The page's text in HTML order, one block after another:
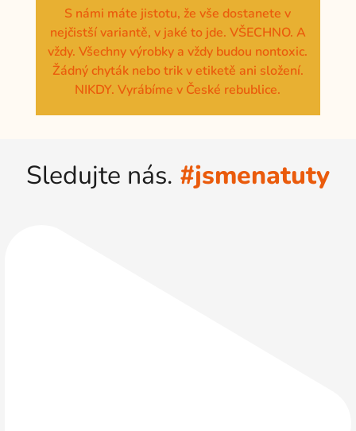
S námi máte jistotu, že vše dostanete v
nejčistší variantě, v jaké to jde. VŠECHNO. A
vždy. Všechny výrobky a vždy budou nontoxic.
Žádný chyták nebo trik v etiketě ani složení.
NIKDY. Vyrábíme v České rebublice.
Sledujte nás. #jsmenatuty